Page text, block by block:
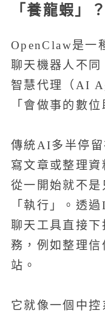
「養龍蝦」？
OpenClaw是一
聊天機器人不
智慧代理（AI
「會做事的數位
傳統AI多半停留
寫文章或整理資
從一開始就不
「執行」。透
聊天工具直接
務，例如整理
站。
它就像一個中